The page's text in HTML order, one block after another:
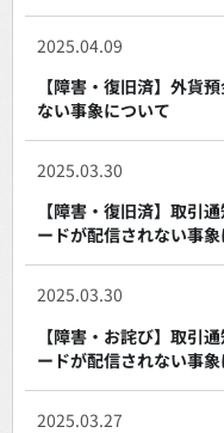
2025.04.09
【障害・復旧済】外貨
ない事象について
2025.03.30
【障害・復旧済】取引
ードが配信されない事
2025.03.30
【障害・お詫び】取引
ードが配信されない事
2025.03.27